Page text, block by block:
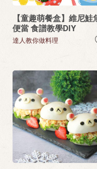
【童趣萌餐盒】維尼鮭
便當 食譜教學DIY
達人教你做料理